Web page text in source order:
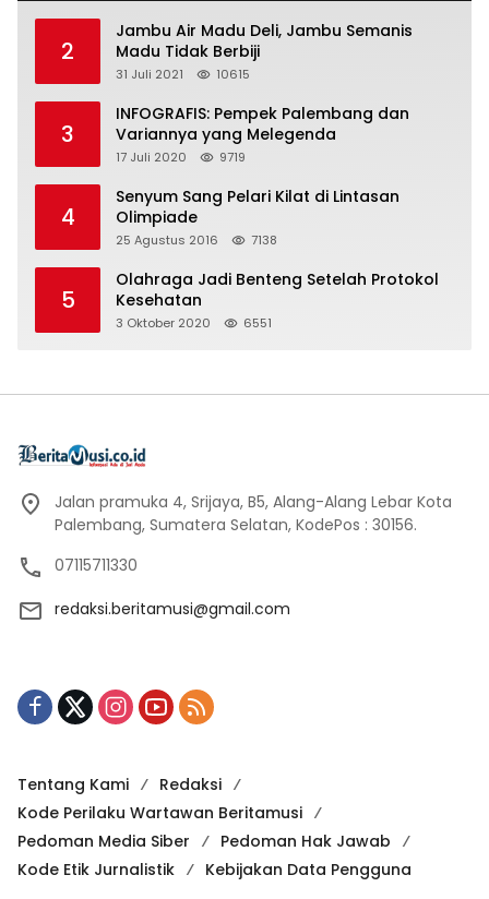
2
Jambu Air Madu Deli, Jambu Semanis
Madu Tidak Berbiji
31 Juli 2021 10615
3
INFOGRAFIS: Pempek Palembang dan
Variannya yang Melegenda
17 Juli 2020 9719
4
Senyum Sang Pelari Kilat di Lintasan
Olimpiade
25 Agustus 2016 7138
5
Olahraga Jadi Benteng Setelah Protokol
Kesehatan
3 Oktober 2020 6551
Jalan pramuka 4, Srijaya, B5, Alang-Alang Lebar Kota
Palembang, Sumatera Selatan, KodePos : 30156.
07115711330
redaksi.beritamusi@gmail.com
Tentang Kami
Redaksi
Kode Perilaku Wartawan Beritamusi
Pedoman Media Siber
Pedoman Hak Jawab
Kode Etik Jurnalistik
Kebijakan Data Pengguna